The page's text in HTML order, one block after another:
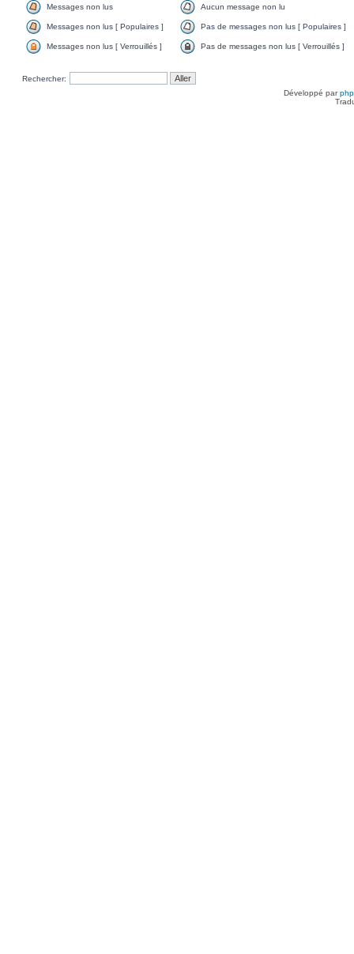
Messages non lus Aucun message non lu
Messages non lus [ Populaires ] Pas de messages non lus [ Populaires ]
Messages non lus [ Verrouillés ] Pas de messages non lus [ Verrouillés ]
Rechercher:
Développé par